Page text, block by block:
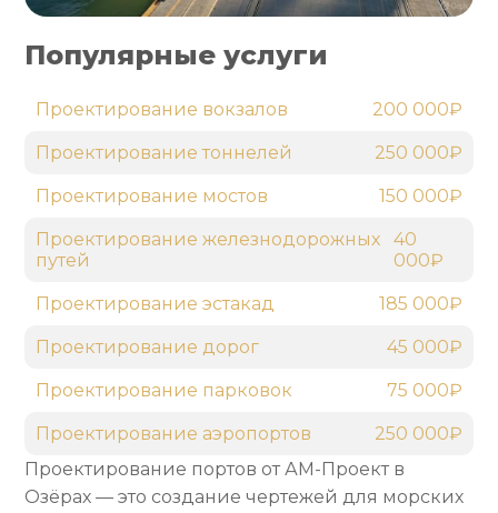
Проектирование портов от АМ-Проект в
Озёрах — это создание чертежей для морских
Популярные услуги
Проектирование вокзалов 200 000₽
Проектирование тоннелей 250 000₽
Проектирование мостов 150 000₽
Проектирование железнодорожных
путей
40
000₽
Проектирование эстакад 185 000₽
Проектирование дорог 45 000₽
Проектирование парковок 75 000₽
Проектирование аэропортов 250 000₽